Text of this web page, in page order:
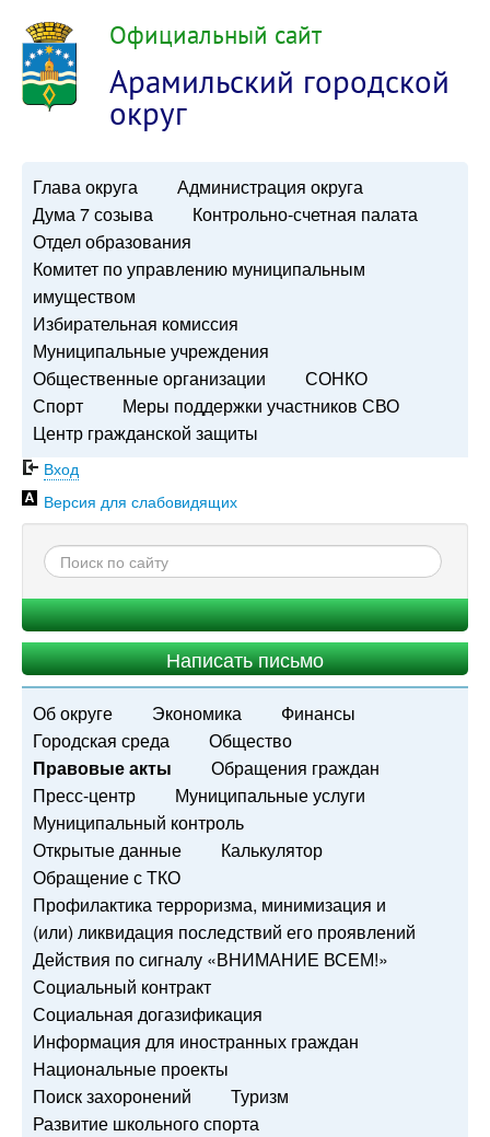
Официальный сайт
Арамильский городской
округ
Глава округа
Администрация округа
Дума 7 созыва
Контрольно-счетная палата
Отдел образования
Комитет по управлению муниципальным
имуществом
Избирательная комиссия
Муниципальные учреждения
Общественные организации
СОНКО
Спорт
Меры поддержки участников СВО
Центр гражданской защиты
Вход
Версия для слабовидящих
Написать письмо
Об округе Экономика
Финансы
Городская среда
Общество
Правовые акты
Обращения граждан
Пресс-центр
Муниципальные услуги
Муниципальный контроль
Открытые данные
Калькулятор
Обращение с ТКО
Профилактика терроризма, минимизация и
(или) ликвидация последствий его проявлений
Действия по сигналу «ВНИМАНИЕ ВСЕМ!»
Социальный контракт
Социальная догазификация
Информация для иностранных граждан
Национальные проекты
Поиск захоронений
Туризм
Развитие школьного спорта